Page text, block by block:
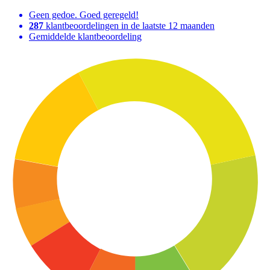
Geen gedoe. Goed geregeld!
287 klantbeoordelingen in de laatste 12 maanden
Gemiddelde klantbeoordeling